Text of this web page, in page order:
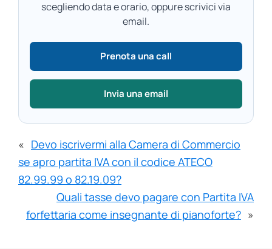
scegliendo data e orario, oppure scrivici via
email.
Prenota una call
Invia una email
« Devo iscrivermi alla Camera di Commercio
se apro partita IVA con il codice ATECO
82.99.99 o 82.19.09?
Quali tasse devo pagare con Partita IVA
forfettaria come insegnante di pianoforte? »